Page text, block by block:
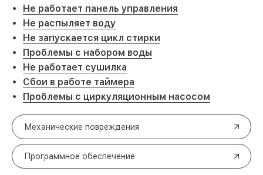
Не работает панель управления
Не распыляет воду
Не запускается цикл стирки
Проблемы с набором воды
Не работает сушилка
Сбои в работе таймера
Проблемы с циркуляционным насосом
Механические повреждения
Программное обеспечение